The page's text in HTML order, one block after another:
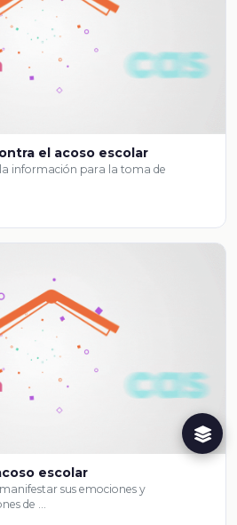
el acoso escolar
información para la toma de
escolar
sus emociones y
de …